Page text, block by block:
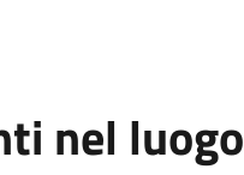
nel luogo